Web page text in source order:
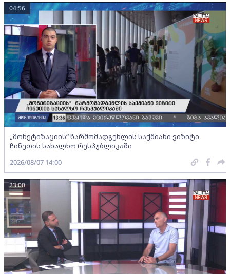
„მონეტიზაციის“ წარმომადგენლის საქმიანი ვიზიტი
ჩინეთის სახალხო რესპუბლიკაში
04:56
2026/08/07 14:00
23:00